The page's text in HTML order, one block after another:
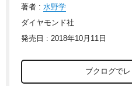
著者 : 水野学
ダイヤモンド社
発売日 : 2018年10月11日
ブクログで